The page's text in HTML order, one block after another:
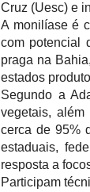
Cruz (Uesc) e
A monilíase é
com potencial
praga na
estados
Segundo a
vegetais,
cerca de 95%
estaduais,
resposta a
Participam